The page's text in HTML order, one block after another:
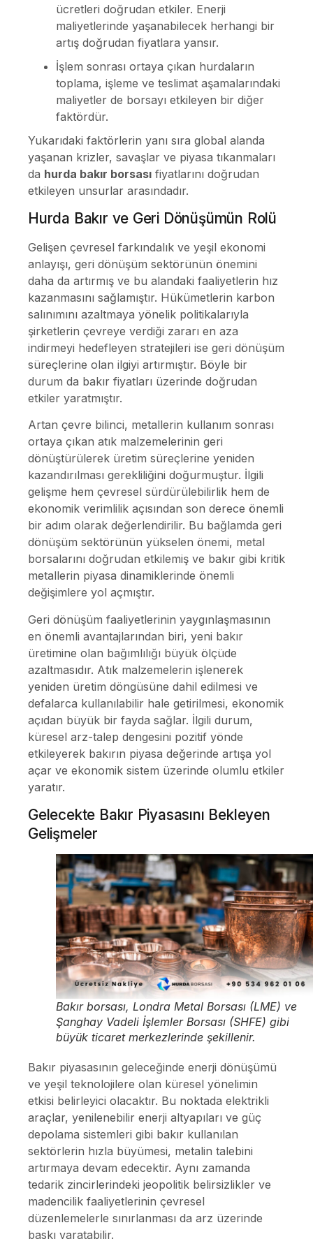
ücretleri doğrudan etkiler. Enerji
maliyetlerinde yaşanabilecek herhangi bir
artış doğrudan fiyatlara yansır.
İşlem sonrası ortaya çıkan hurdaların
toplama, işleme ve teslimat aşamalarındaki
maliyetler de borsayı etkileyen bir diğer
faktördür.
Yukarıdaki faktörlerin yanı sıra global alanda
yaşanan krizler, savaşlar ve piyasa tıkanmaları
da hurda bakır borsası fiyatlarını doğrudan
etkileyen unsurlar arasındadır.
Hurda Bakır ve Geri Dönüşümün Rolü
Gelişen çevresel farkındalık ve yeşil ekonomi
anlayışı, geri dönüşüm sektörünün önemini
daha da artırmış ve bu alandaki faaliyetlerin hız
kazanmasını sağlamıştır. Hükümetlerin karbon
salınımını azaltmaya yönelik politikalarıyla
şirketlerin çevreye verdiği zararı en aza
indirmeyi hedefleyen stratejileri ise geri dönüşüm
süreçlerine olan ilgiyi artırmıştır. Böyle bir
durum da bakır fiyatları üzerinde doğrudan
etkiler yaratmıştır.
Artan çevre bilinci, metallerin kullanım sonrası
ortaya çıkan atık malzemelerinin geri
dönüştürülerek üretim süreçlerine yeniden
kazandırılması gerekliliğini doğurmuştur. İlgili
gelişme hem çevresel sürdürülebilirlik hem de
ekonomik verimlilik açısından son derece önemli
bir adım olarak değerlendirilir. Bu bağlamda geri
dönüşüm sektörünün yükselen önemi, metal
borsalarını doğrudan etkilemiş ve bakır gibi kritik
metallerin piyasa dinamiklerinde önemli
değişimlere yol açmıştır.
Geri dönüşüm faaliyetlerinin yaygınlaşmasının
en önemli avantajlarından biri, yeni bakır
üretimine olan bağımlılığı büyük ölçüde
azaltmasıdır. Atık malzemelerin işlenerek
yeniden üretim döngüsüne dahil edilmesi ve
defalarca kullanılabilir hale getirilmesi, ekonomik
açıdan büyük bir fayda sağlar. İlgili durum,
küresel arz-talep dengesini pozitif yönde
etkileyerek bakırın piyasa değerinde artışa yol
açar ve ekonomik sistem üzerinde olumlu etkiler
yaratır.
Gelecekte Bakır Piyasasını Bekleyen
Gelişmeler
Bakır borsası, Londra Metal Borsası (LME) ve
Şanghay Vadeli İşlemler Borsası (SHFE) gibi
büyük ticaret merkezlerinde şekillenir.
Bakır piyasasının geleceğinde enerji dönüşümü
ve yeşil teknolojilere olan küresel yönelimin
etkisi belirleyici olacaktır. Bu noktada elektrikli
araçlar, yenilenebilir enerji altyapıları ve güç
depolama sistemleri gibi bakır kullanılan
sektörlerin hızla büyümesi, metalin talebini
artırmaya devam edecektir. Aynı zamanda
tedarik zincirlerindeki jeopolitik belirsizlikler ve
madencilik faaliyetlerinin çevresel
düzenlemelerle sınırlanması da arz üzerinde
baskı yaratabilir.